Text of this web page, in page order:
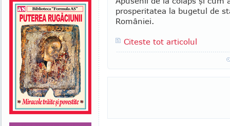
prosperitatea la bugetul de
României.
Citeste tot articolul